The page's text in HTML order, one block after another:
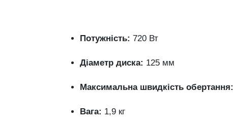
Потужність: 720 Вт
Діаметр диска: 125 мм
Максимальна швидкість обертання:
Вага: 1,9 кг